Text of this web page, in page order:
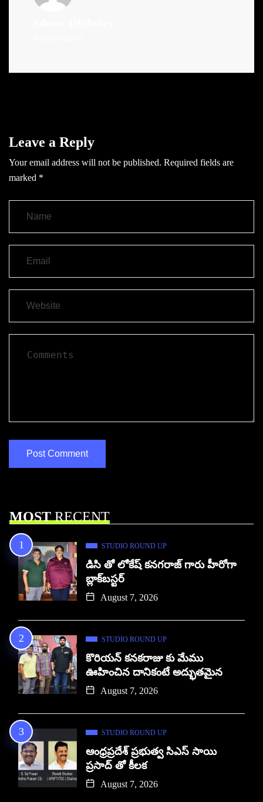
Leave a Reply
Your email address will not be published. Required fields are
marked *
MOSTRECENT
STUDIO ROUND UP
డిసి తో లోకేష్ కనగరాజ్ గారు హీరోగా
బ్లాక్‌బస్టర్
August 7, 2026
STUDIO ROUND UP
కొరియన్ కనకరాజు కు మేము
ఊహించిన దానికంటే అద్భుతమైన
August 7, 2026
STUDIO ROUND UP
ఆంధ్రప్రదేశ్ ప్రభుత్వ సిఎస్ సాయి
ప్రసాద్ తో కీలక
August 7, 2026